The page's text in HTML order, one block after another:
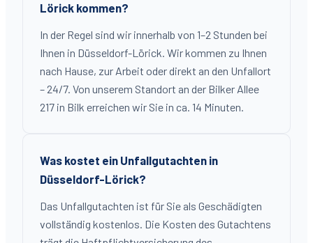
Lörick kommen?
In der Regel sind wir innerhalb von 1–2 Stunden bei
Ihnen in Düsseldorf-Lörick. Wir kommen zu Ihnen
nach Hause, zur Arbeit oder direkt an den Unfallort
– 24/7. Von unserem Standort an der Bilker Allee
217 in Bilk erreichen wir Sie in ca. 14 Minuten.
Was kostet ein Unfallgutachten in
Düsseldorf-Lörick?
Das Unfallgutachten ist für Sie als Geschädigten
vollständig kostenlos. Die Kosten des Gutachtens